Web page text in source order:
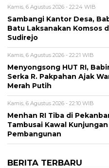
Kamis, 6 Agustus 2026 - 22:24 WIB
Sambangi Kantor Desa,
Batu Laksanakan Komsos
Sudirejo
Kamis, 6 Agustus 2026 - 22:21 WIB
Menyongsong HUT RI,
Serka R. Pakpahan Ajak
Merah Putih
Kamis, 6 Agustus 2026 - 22:10 WIB
Menhan RI Tiba di
Tambusai Kawal
Pembangunan
BERITA TERBARU